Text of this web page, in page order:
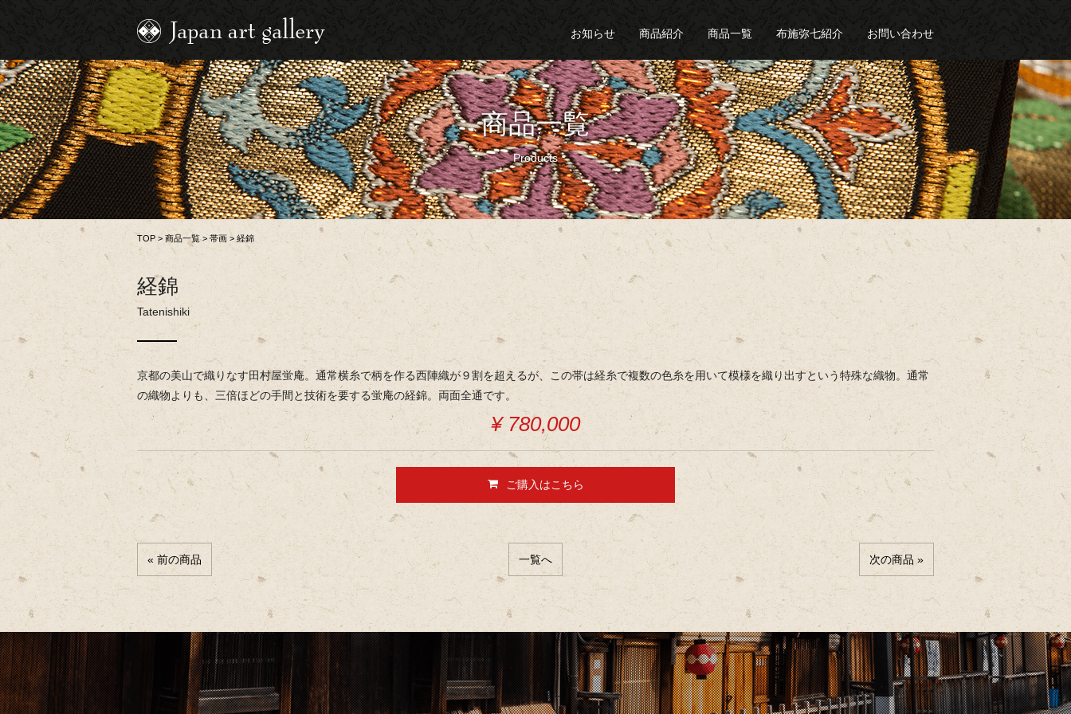
お知らせ 商品紹介 商品一覧 布施弥七紹介 お問い合わせ
商品一覧
Products
TOP > 商品一覧> 帯画 > 経錦
経錦
Tatenishiki
京都の美山で織りなす田村屋蛍庵。通常横糸で柄を作る西陣織が９割を超えるが、この帯は経糸で複数の色糸を用いて模様を織り出すという特殊な織物。通常
の織物よりも、三倍ほどの手間と技術を要する蛍庵の経錦。両面全通です。
¥ 780,000
ご購入はこちら
« 前の商品 一覧へ 次の商品 »